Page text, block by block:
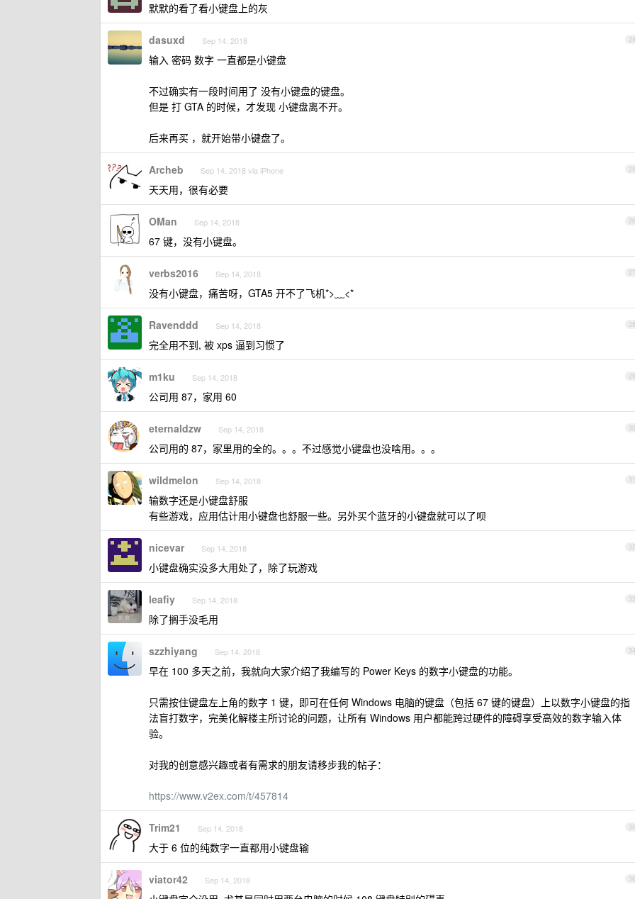
默默的看了看小键盘上的灰
24
dasuxd Sep 14, 2018
输入 密码 数字 一直都是小键盘
不过确实有一段时间用了 没有小键盘的键盘。
但是 打 GTA 的时候，才发现 小键盘离不开。
后来再买 ，就开始带小键盘了。
25
Archeb Sep 14, 2018 via iPhone
天天用，很有必要
26
OMan Sep 14, 2018
67 键，没有小键盘。
27
verbs2016 Sep 14, 2018
没有小键盘，痛苦呀，GTA5 开不了飞机*>﹏<*
28
Ravenddd Sep 14, 2018
完全用不到, 被 xps 逼到习惯了
29
m1ku Sep 14, 2018
公司用 87，家用 60
30
eternaldzw Sep 14, 2018
公司用的 87，家里用的全的。。。不过感觉小键盘也没啥用。。。
31
wildmelon Sep 14, 2018
输数字还是小键盘舒服
有些游戏，应用估计用小键盘也舒服一些。另外买个蓝牙的小键盘就可以了呗
32
nicevar Sep 14, 2018
小键盘确实没多大用处了，除了玩游戏
33
leafiy Sep 14, 2018
除了搁手没毛用
34
szzhiyang Sep 14, 2018
早在 100 多天之前，我就向大家介绍了我编写的 Power Keys 的数字小键盘的功能。
只需按住键盘左上角的数字 1 键，即可在任何 Windows 电脑的键盘（包括 67 键的键盘）上以数字小键盘的指
法盲打数字，完美化解楼主所讨论的问题，让所有 Windows 用户都能跨过硬件的障碍享受高效的数字输入体
验。
对我的创意感兴趣或者有需求的朋友请移步我的帖子：
https://www.v2ex.com/t/457814
35
Trim21 Sep 14, 2018
大于 6 位的纯数字一直都用小键盘输
36
viator42 Sep 14, 2018